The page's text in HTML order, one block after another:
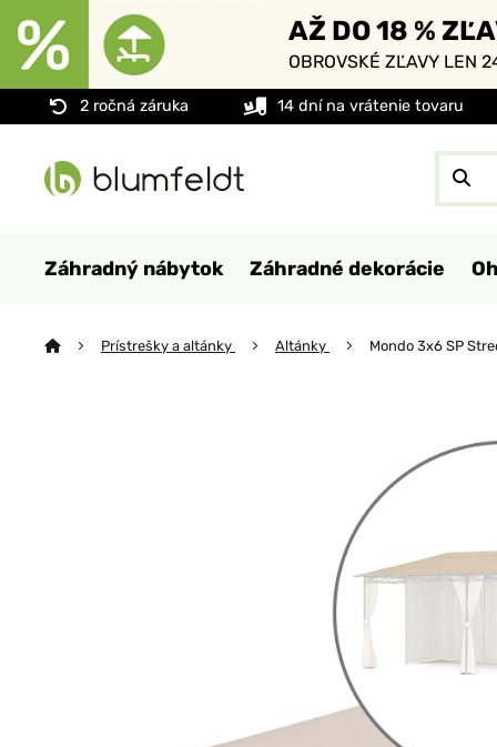
AŽ DO 18 %
OBROVSKÉ ZĽAVY LEN
2 ročná záruka 14 dní na vrátenie tovaru
Záhradný nábytok Záhradné dekorácie
Prístrešky a altánky Altánky Mondo 3x6 SP